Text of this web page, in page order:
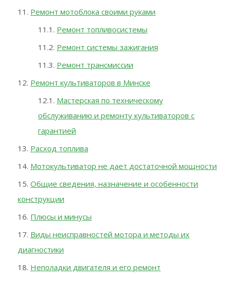
Ремонт мотоблока своими руками
Ремонт топливосистемы
Ремонт системы зажигания
Ремонт трансмиссии
Ремонт культиваторов в Минске
Мастерская по техническому
обслуживанию и ремонту культиваторов с
гарантией
Расход топлива
Мотокультиватор не дает достаточной мощности
Общие сведения, назначение и особенности
конструкции
Плюсы и минусы
Виды неисправностей мотора и методы их
диагностики
Неполадки двигателя и его ремонт